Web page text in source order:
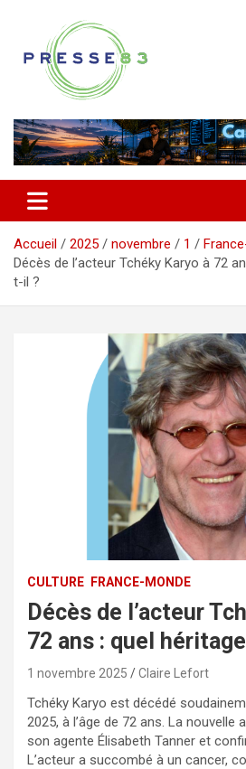
contenu
Presse 83
Accueil 2025 novembre 1
Décès de l’acteur Tchéky Karyo à 72
t-il ?
CULTURE FRANCE-MONDE
Décès de l’acteur
72 ans : quel
1 novembre 2025 Claire Lefort
Tchéky Karyo est décédé
2025, à l’âge de 72 ans. La nouvelle
son agente Élisabeth Tanner et
L’acteur a succombé à un cancer,